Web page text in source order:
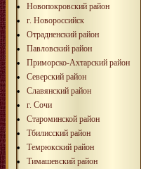
Новопокровский район
г. Новороссийск
Отрадненский район
Павловский район
Приморско-Ахтарский район
Северский район
Славянский район
г. Сочи
Староминской район
Тбилисcкий район
Темрюкский район
Тимашевский район